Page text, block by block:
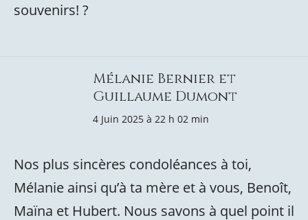
souvenirs! ?️
Mélanie Bernier et
Guillaume Dumont
4 Juin 2025 à 22 h 02 min
Nos plus sincères condoléances à toi,
Mélanie ainsi qu’à ta mère et à vous, Benoît,
Maïna et Hubert. Nous savons à quel point il